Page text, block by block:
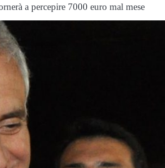
a percepire 7000 euro mal mese